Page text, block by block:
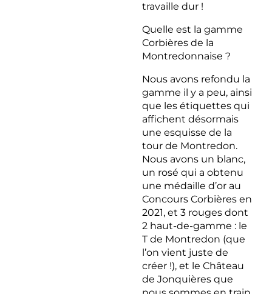
travaille dur !
Quelle est la gamme
Corbières de la
Montredonnaise ?
Nous avons refondu la
gamme il y a peu, ainsi
que les étiquettes qui
affichent désormais
une esquisse de la
tour de Montredon.
Nous avons un blanc,
un rosé qui a obtenu
une médaille d’or au
Concours Corbières en
2021, et 3 rouges dont
2 haut-de-gamme : le
T de Montredon (que
l’on vient juste de
créer !), et le Château
de Jonquières que